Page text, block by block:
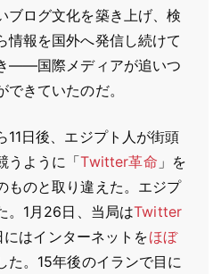
ブログ文化を築き上げ、検
情報を国外へ発信し続けて
――国際メディアが追いつ
きていたのだ。
日後、エジプト人が街頭
うように「Twitter革命 」を
ものと取り違えた。エジプ
。1月26日、当局はTwitter
にはインターネットをほぼ
た。15年後のイランで目に